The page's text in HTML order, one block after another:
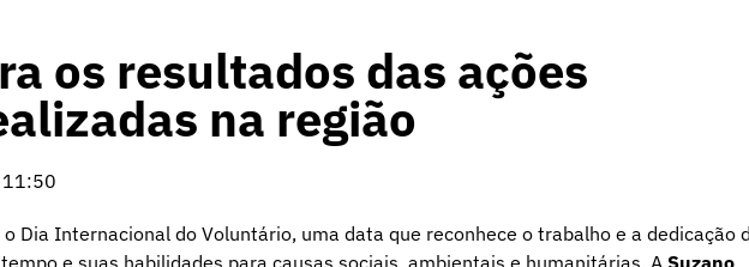
os resultados das ações
na região
11:50
Dia Internacional do Voluntário, uma data que reconhece o trabalho e a dedicação